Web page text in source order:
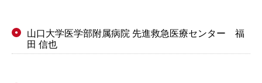
●
山口大学医学部附属病院 先進救急医療センター 福
田 信也